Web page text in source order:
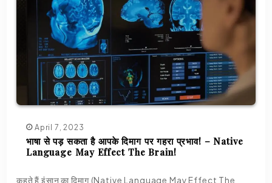
April 7, 2023
भाषा से पड़ सकता है आपके दिमाग पर गहरा प्रभाव! – Native
Language May Effect The Brain!
कहते हैं इंसान का दिमाग (Native Language May Effect The